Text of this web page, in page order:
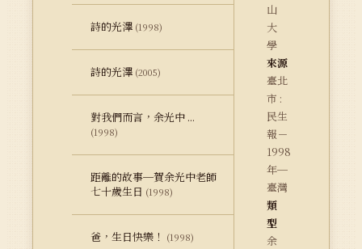
詩的光澤 (1998)
詩的光澤 (2005)
對我們而言，余光中 ...
(1998)
距離的故事─賀余光中老師
七十歲生日 (1998)
爸，生日快樂！ (1998)
山
大
學
來源
臺北
市 :
民生
報－
1998
年─
臺灣
類
型
余